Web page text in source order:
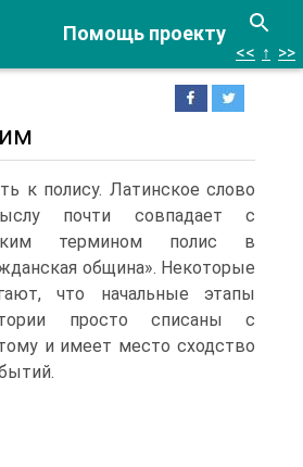
Помощь проекту
<< ↑ >>
к полису. Латинское слово
почти совпадает с
термином полис в
община». Некото­рые
что начальные этапы
просто списаны с
и имеет место сходство